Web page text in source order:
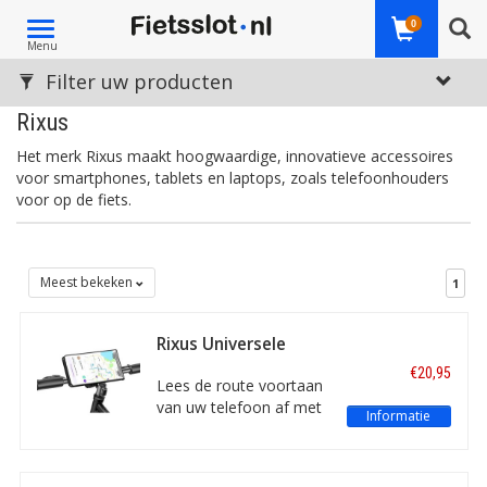
Toggle
navigation
Menu
0
Rixus
Het merk Rixus maakt hoogwaardige, innovatieve accessoires
voor smartphones, tablets en laptops, zoals telefoonhouders
voor op de fiets.
Filter uw producten
Meest bekeken 1
Rixus Universele
Telefoonhouder
RXHB62 <7.2" Zwart
Lees de route voortaan
van uw telefoon af met
€20,95
Informatie